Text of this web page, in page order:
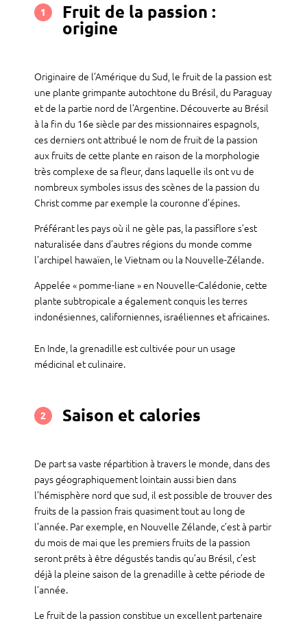
1 Fruit de la passion :
origine
Originaire de l’Amérique du Sud, le fruit de la passion est
une plante grimpante autochtone du Brésil, du Paraguay
et de la partie nord de l’Argentine. Découverte au Brésil
à la fin du 16e siècle par des missionnaires espagnols,
ces derniers ont attribué le nom de fruit de la passion
aux fruits de cette plante en raison de la morphologie
très complexe de sa fleur, dans laquelle ils ont vu de
nombreux symboles issus des scènes de la passion du
Christ comme par exemple la couronne d’épines.
Préférant les pays où il ne gèle pas, la passiflore s’est
naturalisée dans d’autres régions du monde comme
l’archipel hawaïen, le Vietnam ou la Nouvelle-Zélande.
Appelée « pomme-liane » en Nouvelle-Calédonie, cette
plante subtropicale a également conquis les terres
indonésiennes, californiennes, israéliennes et africaines.
En Inde, la grenadille est cultivée pour un usage
médicinal et culinaire.
2 Saison et calories
De part sa vaste répartition à travers le monde, dans des
pays géographiquement lointain aussi bien dans
l’hémisphère nord que sud, il est possible de trouver des
fruits de la passion frais quasiment tout au long de
l’année. Par exemple, en Nouvelle Zélande, c’est à partir
du mois de mai que les premiers fruits de la passion
seront prêts à être dégustés tandis qu’au Brésil, c’est
déjà la pleine saison de la grenadille à cette période de
l’année.
Le fruit de la passion constitue un excellent partenaire